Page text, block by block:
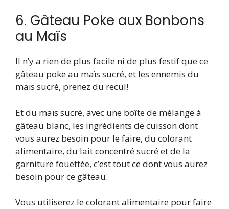
6. Gâteau Poke aux Bonbons
au Maïs
Il n’y a rien de plus facile ni de plus festif que ce
gâteau poke au maïs sucré, et les ennemis du
maïs sucré, prenez du recul!
Et du maïs sucré, avec une boîte de mélange à
gâteau blanc, les ingrédients de cuisson dont
vous aurez besoin pour le faire, du colorant
alimentaire, du lait concentré sucré et de la
garniture fouettée, c’est tout ce dont vous aurez
besoin pour ce gâteau.
Vous utiliserez le colorant alimentaire pour faire